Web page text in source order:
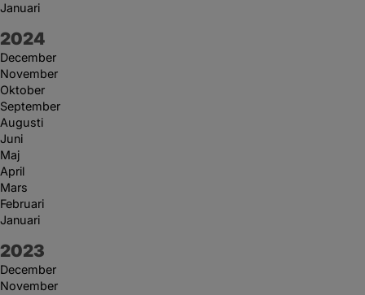
Januari
År:
2024
December
November
Oktober
September
Augusti
Juni
Maj
April
Mars
Februari
Januari
År:
2023
December
November